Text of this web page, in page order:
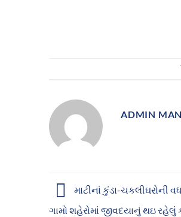
ADMIN
માટીનાં કુંડા-ચકલીઘરોની
ગામો શહેરોમાં જીવદયાનું થઇ રહેલું